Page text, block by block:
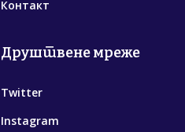
Контакт
Друштвене мреже
Twitter
Instagram